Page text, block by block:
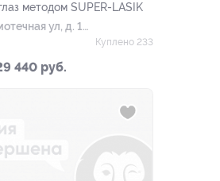
методом SUPER-LASIK
ул, д. 16,
440 руб.
Куплено 233